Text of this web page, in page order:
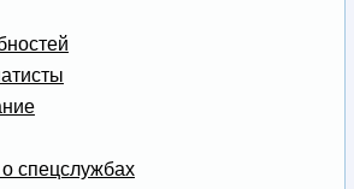
спецслужбах